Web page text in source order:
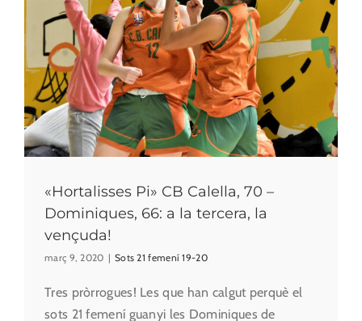
«Hortalisses Pi» CB Calella, 70 –
Dominiques, 66: a la tercera, la
vençuda!
març 9, 2020 | Sots 21 femení 19-20
Tres pròrrogues! Les que han calgut perquè el
sots 21 femení guanyi les Dominiques de